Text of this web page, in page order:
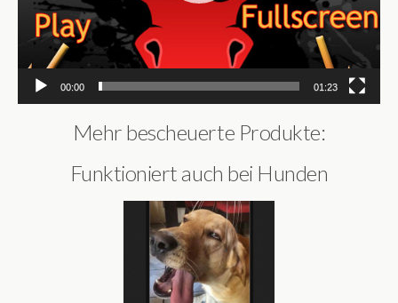
00:00 01:23
Mehr bescheuerte Produkte:
Funktioniert auch bei Hunden